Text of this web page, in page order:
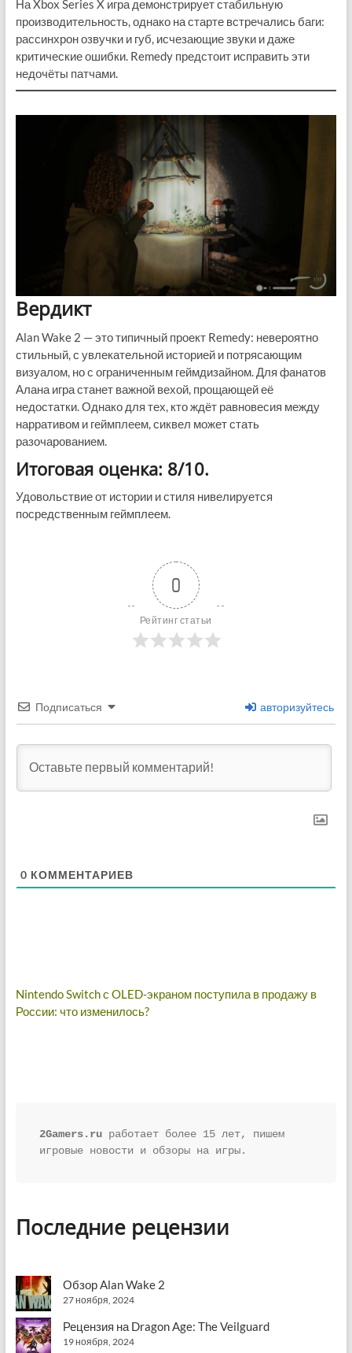
На Xbox Series X игра демонстрирует стабильную
производительность, однако на старте встречались баги:
рассинхрон озвучки и губ, исчезающие звуки и даже
критические ошибки. Remedy предстоит исправить эти
недочёты патчами.
Вердикт
Alan Wake 2 — это типичный проект Remedy: невероятно
стильный, с увлекательной историей и потрясающим
визуалом, но с ограниченным геймдизайном. Для фанатов
Алана игра станет важной вехой, прощающей её
недостатки. Однако для тех, кто ждёт равновесия между
нарративом и геймплеем, сиквел может стать
разочарованием.
Итоговая оценка: 8/10.
Удовольствие от истории и стиля нивелируется
посредственным геймплеем.
0
Рейтинг статьи
Подписаться авторизуйтесь
0 КОММЕНТАРИЕВ
Навигация
по
Nintendo Switch с OLED-экраном поступила в продажу в
России: что изменилось?
2Gamers.ru работает более 15 лет, пишем
игровые новости и обзоры на игры.
Последние рецензии
Обзор Alan Wake 2
27 ноября, 2024
Рецензия на Dragon Age: The Veilguard
19 ноября, 2024